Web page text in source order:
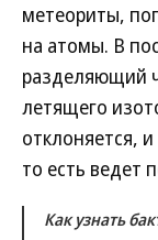
метеориты,
на атомы. В
разделяющий
летящего
отклоняется,
то есть ведет
Как узнать